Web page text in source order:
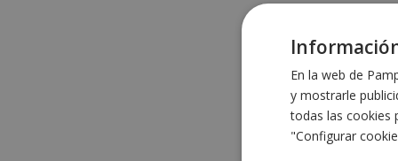
En la web de
y mostrarle
todas las cookies
"Configurar